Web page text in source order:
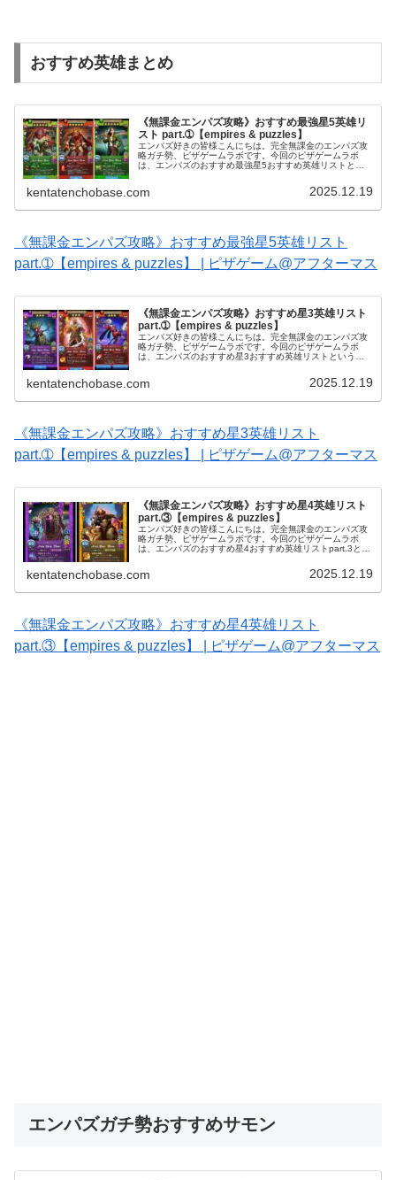
おすすめ英雄まとめ
《無課金エンパズ攻略》おすすめ最強星5英雄リ
スト part.➀【empires & puzzles】
エンパズ好きの皆様こんにちは。完全無課金のエンパズ攻
略ガチ勢、ピザゲームラボです。今回のピザゲームラボ
は、エンパズのおすすめ最強星5おすすめ英雄リストとい
kentatenchobase.com 2025.12.19
《無課金エンパズ攻略》おすすめ最強星5英雄リスト
part.➀【empires & puzzles】 | ピザゲーム@アフターマス
《無課金エンパズ攻略》おすすめ星3英雄リスト
part.➀【empires & puzzles】
エンパズ好きの皆様こんにちは。完全無課金のエンパズ攻
略ガチ勢、ピザゲームラボです。今回のピザゲームラボ
は、エンパズのおすすめ星3おすすめ英雄リストという記
kentatenchobase.com 2025.12.19
《無課金エンパズ攻略》おすすめ星3英雄リスト
part.➀【empires & puzzles】 | ピザゲーム@アフターマス
《無課金エンパズ攻略》おすすめ星4英雄リスト
part.③【empires & puzzles】
エンパズ好きの皆様こんにちは。完全無課金のエンパズ攻
略ガチ勢、ピザゲームラボです。今回のピザゲームラボ
は、エンパズのおすすめ星4おすすめ英雄リストpart.3とい
kentatenchobase.com 2025.12.19
《無課金エンパズ攻略》おすすめ星4英雄リスト
part.③【empires & puzzles】 | ピザゲーム@アフターマス
エンパズガチ勢おすすめサモン